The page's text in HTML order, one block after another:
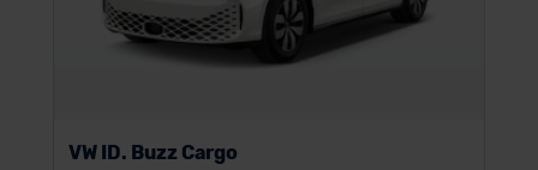
VW ID. Buzz Cargo